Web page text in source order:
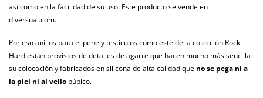
así como en la facilidad de su uso. Este producto se vende en
diversual.com.
Por eso anillos para el pene y testículos como este de la colección Rock
Hard están provistos de detalles de agarre que hacen mucho más sencilla
su colocación y fabricados en silicona de alta calidad que no se pega ni a
la piel ni al vello púbico.